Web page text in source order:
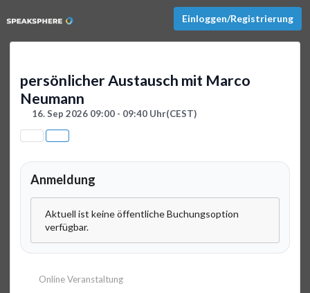
Einloggen/Registrierung
persönlicher Austausch mit Marco
Neumann
16. Sep 2026 09:00 - 09:40 Uhr(CEST)
Anmeldung
Aktuell ist keine öffentliche Buchungsoption
verfügbar.
Online Veranstaltung